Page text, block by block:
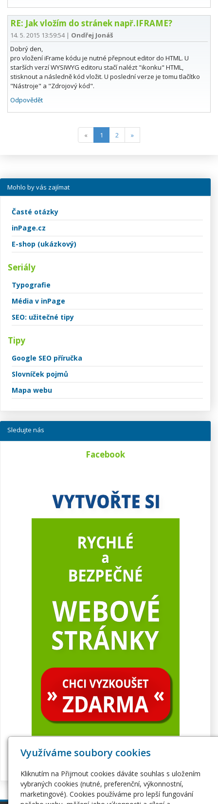
RE: Jak vložím do stránek např.IFRAME?
14. 5. 2015 13:59:54 | Ondřej Jonáš
Dobrý den,
pro vložení iFrame kódu je nutné přepnout editor do HTML. U
starších verzí WYSIWYG editoru stačí nalézt "ikonku" HTML,
stisknout a následně kód vložit. U poslední verze je tomu tlačítko
"Nástroje" a "Zdrojový kód".
Odpovědět
« 1 (current)
2 »
Mohlo by vás zajímat
Časté otázky
inPage.cz
E-shop (ukázkový)
Seriály
Typografie
Média v inPage
SEO: užitečné tipy
Tipy
Google SEO příručka
Slovníček pojmů
Mapa webu
Sledujte nás
Facebook
Využíváme soubory cookies
Kliknutím na Přijmout cookies dáváte souhlas s uložením
vybraných cookies (nutné, preferenční, výkonnostní,
marketingové). Cookies používáme pro lepší fungování